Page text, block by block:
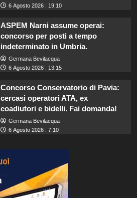
6 Agosto 2026 : 19:10
ASPEM Narni assume operai:
concorso per posti a tempo
indeterminato in Umbria.
Germana Bevilacqua
6 Agosto 2026 : 13:15
Concorso Conservatorio di Pavia:
cercasi operatori ATA, ex
coadiutori e bidelli. Fai domanda!
Germana Bevilacqua
6 Agosto 2026 : 7:10